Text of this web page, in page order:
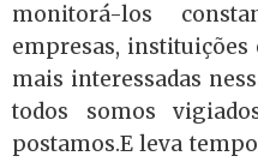
monitorá-los
empresas, instituições
mais interessadas
todos somos
postamos.E leva